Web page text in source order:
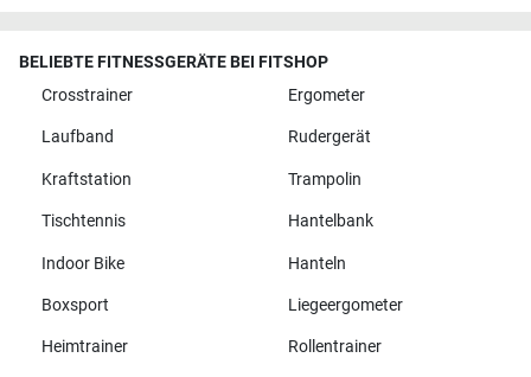
BELIEBTE FITNESSGERÄTE BEI FITSHOP
Crosstrainer
Ergometer
Laufband Rudergerät
Kraftstation Trampolin
Tischtennis Hantelbank
Indoor Bike Hanteln
Boxsport Liegeergometer
Heimtrainer Rollentrainer